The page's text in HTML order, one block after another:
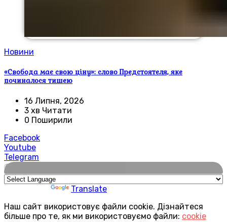
Новини
«Свобода має свою ціну»: слово Предстоятеля, яке
починалося тишею
16 Липня, 2026
3 хв Читати
0 Поширили
Facebook
Youtube
Telegram
🌍
Translate
Наш сайт використовує файли cookie. Дізнайтеся
більше про те, як ми використовуємо файли: cookie